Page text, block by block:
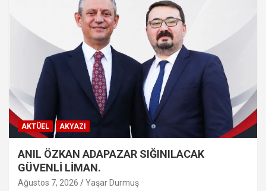
AKTÜEL AKYAZI
ANIL ÖZKAN ADAPAZAR SIĞINILACAK
GÜVENLİ LİMAN.
Ağustos 7, 2026 Yaşar Durmuş